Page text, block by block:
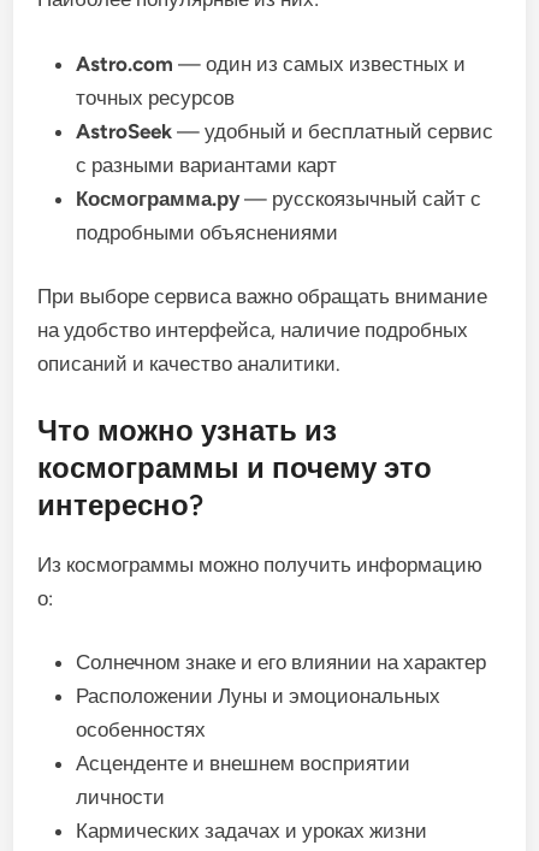
Astro.com — один из самых известных и
точных ресурсов
AstroSeek — удобный и бесплатный сервис
с разными вариантами карт
Космограмма.ру— русскоязычный сайт с
подробными объяснениями
При выборе сервиса важно обращать внимание
на удобство интерфейса, наличие подробных
описаний и качество аналитики.
Что можно узнать из
космограммы и почему это
интересно?
Из космограммы можно получить информацию
о:
Солнечном знаке и его влиянии на характер
Расположении Луны и эмоциональных
особенностях
Асценденте и внешнем восприятии
личности
Кармических задачах и уроках жизни